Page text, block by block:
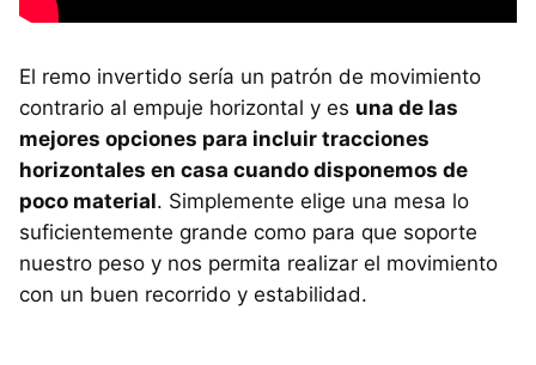
El remo invertido sería un patrón de movimiento
contrario al empuje horizontal y es una de las
mejores opciones para incluir tracciones
horizontales en casa cuando disponemos de
poco material. Simplemente elige una mesa lo
suficientemente grande como para que soporte
nuestro peso y nos permita realizar el movimiento
con un buen recorrido y estabilidad.